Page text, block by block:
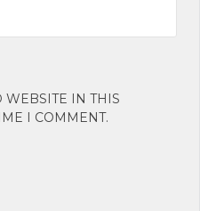
WEBSITE IN THIS
I COMMENT.